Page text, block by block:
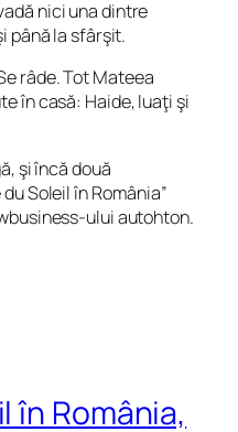
nici una dintre
până la sfârşit.
râde. Tot Mateea
în casă: Haide, luaţi şi
şi încă două
Soleil în România”
ului autohton.
în România,